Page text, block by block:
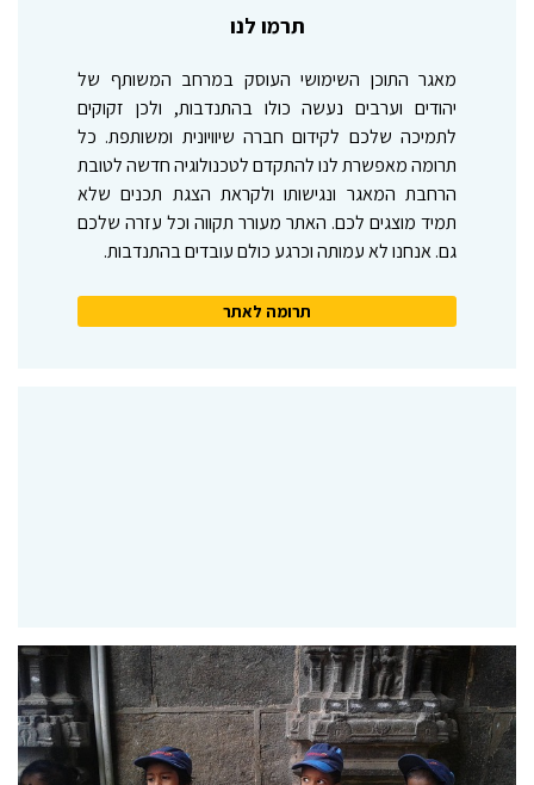
תרמו לנו
מאגר התוכן השימושי העוסק במרחב המשותף של
יהודים וערבים נעשה כולו בהתנדבות, ולכן זקוקים
לתמיכה שלכם לקידום חברה שיוויונית ומשותפת. כל
תרומה מאפשרת לנו להתקדם לטכנולוגיה חדשה לטובת
הרחבת המאגר ונגישותו ולקראת הצגת תכנים שלא
תמיד מוצגים לכם. האתר מעורר תקווה וכל עזרה שלכם
גם. אנחנו לא עמותה וכרגע כולם עובדים בהתנדבות.
תרומה לאתר